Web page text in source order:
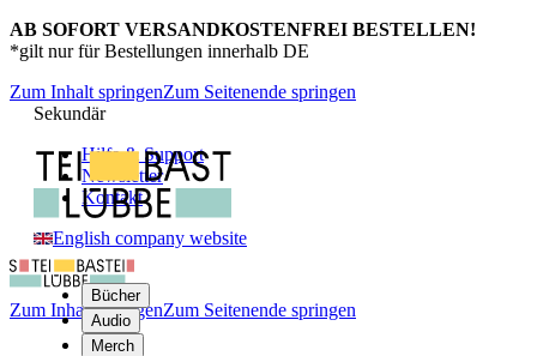
AB SOFORT VERSANDKOSTENFREI BESTELLEN!
*gilt nur für Bestellungen innerhalb DE
Zum Inhalt springenZum Seitenende springen
Sekundär
Hilfe & Support
Newsletter
Kontakt
English company website
Bücher
Audio
Merch
Zum Inhalt springenZum Seitenende springen